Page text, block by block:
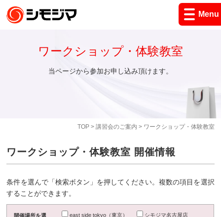
Menu
TOP> 講習会のご案内 > ワークショップ・体験教室
ワークショップ・体験教室
当ページから参加お申し込み頂けます。
ワークショップ・体験教室 開催情報
条件を選んで「検索ボタン」を押してください。複数の項目を選択
することができます。
開催場所を選
east side tokyo（東京）
シモジマ名古屋店